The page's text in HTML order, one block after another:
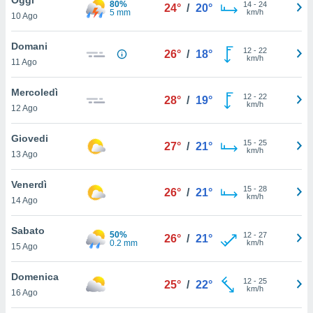
è
al sito
di
ci
di
il
un
la
nella
10 Ago
80%
5 mm
24° / 20° 14- 24
km/h
Domani
11 Ago
26° / 18° 12- 22
km/h
Mercoledì
12 Ago
28° / 19° 12- 22
km/h
Giovedi
13 Ago
27° / 21° 15- 25
km/h
Venerdì
14 Ago
26° / 21° 15- 28
km/h
Sabato
15 Ago
50%
0.2 mm
26° / 21° 12- 27
km/h
Domenica
16 Ago
25° / 22° 12- 25
km/h